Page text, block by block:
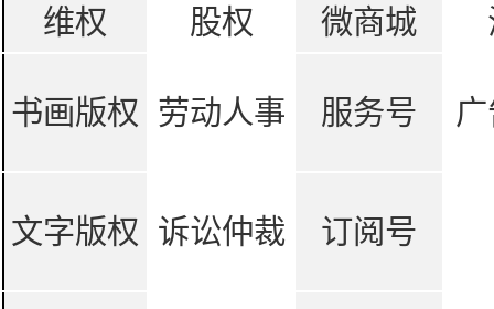
维权 股权 微商城
书画版权 劳动人事 服务号
文字版权 诉讼仲裁 订阅号